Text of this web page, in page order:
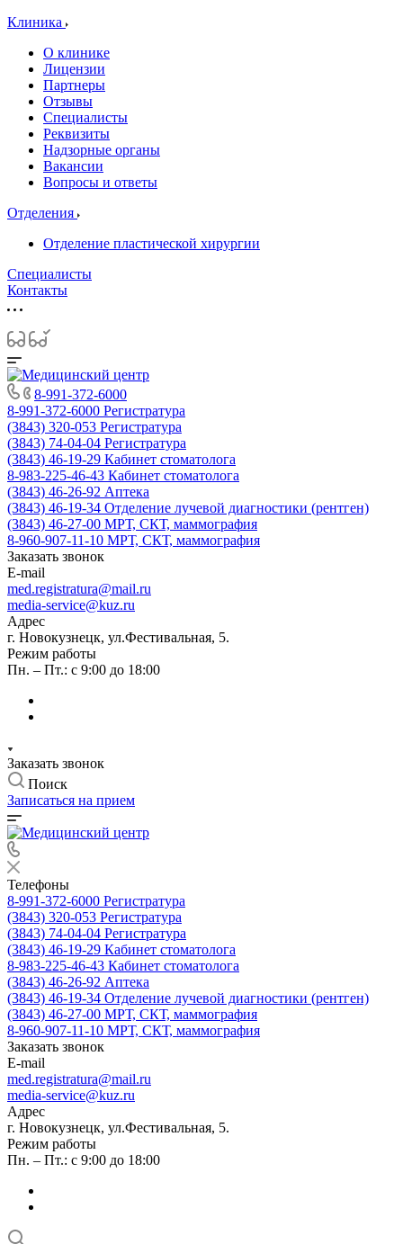
Клиника
О клинике
Лицензии
Партнеры
Отзывы
Специалисты
Реквизиты
Надзорные органы
Вакансии
Вопросы и ответы
Отделения
Отделение пластической хирургии
Специалисты
Контакты
8-991-372-6000
8-991-372-6000 Регистратура
(3843) 320-053 Регистратура
(3843) 74-04-04 Регистратура
(3843) 46-19-29 Кабинет стоматолога
8-983-225-46-43 Кабинет стоматолога
(3843) 46-26-92 Аптека
(3843) 46-19-34 Отделение лучевой диагностики (рентген)
(3843) 46-27-00 МРТ, СКТ, маммография
8-960-907-11-10 МРТ, СКТ, маммография
Заказать звонок
E-mail
med.registratura@mail.ru
media-service@kuz.ru
Адрес
г. Новокузнецк, ул.Фестивальная, 5.
Режим работы
Пн. – Пт.: с 9:00 до 18:00
Заказать звонок
Поиск
Записаться на прием
Телефоны
8-991-372-6000 Регистратура
(3843) 320-053 Регистратура
(3843) 74-04-04 Регистратура
(3843) 46-19-29 Кабинет стоматолога
8-983-225-46-43 Кабинет стоматолога
(3843) 46-26-92 Аптека
(3843) 46-19-34 Отделение лучевой диагностики (рентген)
(3843) 46-27-00 МРТ, СКТ, маммография
8-960-907-11-10 МРТ, СКТ, маммография
Заказать звонок
E-mail
med.registratura@mail.ru
media-service@kuz.ru
Адрес
г. Новокузнецк, ул.Фестивальная, 5.
Режим работы
Пн. – Пт.: с 9:00 до 18:00